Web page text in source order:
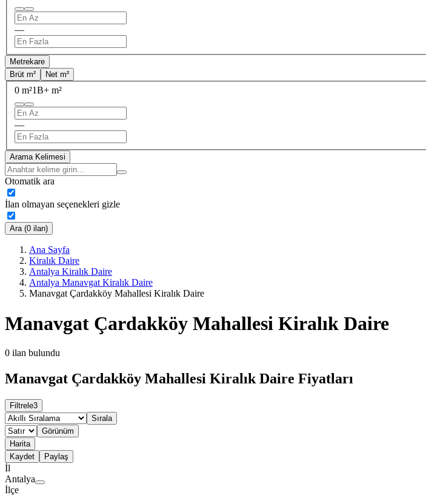
—
Metrekare
Brüt m²
Net m²
0 m²1B+ m²
—
Arama Kelimesi
Otomatik ara
İlan olmayan seçenekleri gizle
Ara (0 ilan)
Ana Sayfa
Kiralık Daire
Antalya Kiralık Daire
Antalya Manavgat Kiralık Daire
Manavgat Çardakköy Mahallesi Kiralık Daire
Manavgat Çardakköy Mahallesi Kiralık Daire
0 ilan bulundu
Manavgat Çardakköy Mahallesi Kiralık Daire Fiyatları
Filtrele3
Sırala
Görünüm
Harita
Kaydet
Paylaş
İl
Antalya
İlçe